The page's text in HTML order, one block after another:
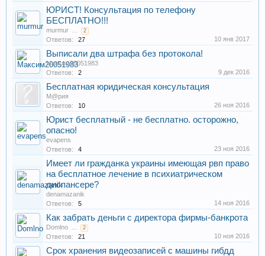
ЮРИСТ! Консультация по телефону
БЕСПЛАТНО!!!
murmur ... 2
Ответов: 27 10 янв 2017
Выписали два штрафа без протокола!
Максим20051983
Ответов:
2 9 дек 2016
Бесплатная юридическая консультация
М@рия
Ответов:
10 26 ноя 2016
Юрист бесплатный - не бесплатно. осторожно,
опасно!
evapens
Ответов:
4 23 ноя 2016
Имеет ли гражданка украины имеющая рвп право
на бесплатное лечение в психиатрическом
диспансере?
denamazanik
Ответов:
5 14 ноя 2016
Как забрать деньги с директора фирмы-банкрота
Domlno ... 2
Ответов: 21 10 ноя 2016
Срок хранения видеозаписей с машины гибдд